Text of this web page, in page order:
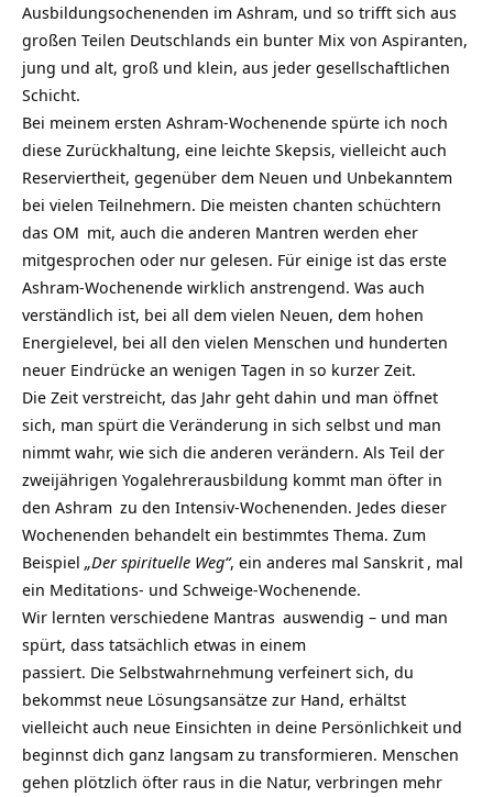
Ausbildungsochenenden im Ashram, und so trifft sich aus
großen Teilen Deutschlands ein bunter Mix von Aspiranten,
jung und alt, groß und klein, aus jeder gesellschaftlichen
Schicht.
Bei meinem ersten Ashram-Wochenende spürte ich noch
diese Zurückhaltung, eine leichte Skepsis, vielleicht auch
Reserviertheit, gegenüber dem Neuen und Unbekanntem
bei vielen Teilnehmern. Die meisten chanten schüchtern
das OM mit, auch die anderen Mantren werden eher
mitgesprochen oder nur gelesen. Für einige ist das erste
Ashram-Wochenende wirklich anstrengend. Was auch
verständlich ist, bei all dem vielen Neuen, dem hohen
Energielevel, bei all den vielen Menschen und hunderten
neuer Eindrücke an wenigen Tagen in so kurzer Zeit.
Die Zeit verstreicht, das Jahr geht dahin und man öffnet
sich, man spürt die Veränderung in sich selbst und man
nimmt wahr, wie sich die anderen verändern. Als Teil der
zweijährigen Yogalehrerausbildung kommt man öfter in
den Ashram zu den Intensiv-Wochenenden. Jedes dieser
Wochenenden behandelt ein bestimmtes Thema. Zum
Beispiel „Der spirituelle Weg“, ein anderes mal Sanskrit , mal
ein Meditations- und Schweige-Wochenende.
Wir lernten verschiedene Mantras auswendig – und man
spürt, dass tatsächlich etwas in einem
passiert. Die Selbstwahrnehmung verfeinert sich, du
bekommst neue Lösungsansätze zur Hand, erhältst
vielleicht auch neue Einsichten in deine Persönlichkeit und
beginnst dich ganz langsam zu transformieren. Menschen
gehen plötzlich öfter raus in die Natur, verbringen mehr